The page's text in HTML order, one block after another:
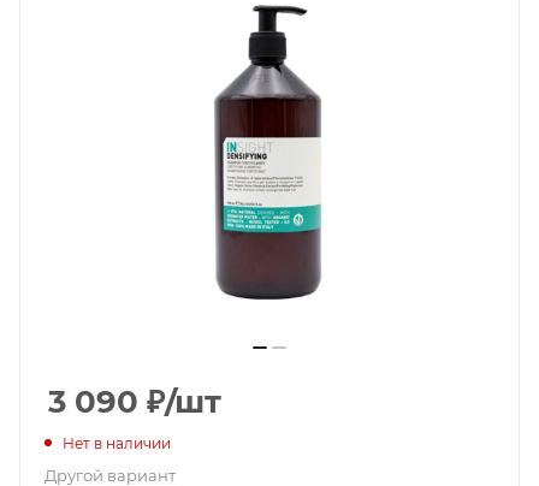
3 090 ₽/шт
Нет в наличии
Другой вариант